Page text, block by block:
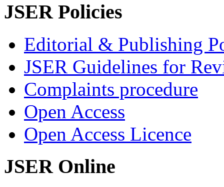
JSER Policies
Editorial & Publishing
JSER Guidelines for
Complaints procedure
Open Access
Open Access Licence
JSER Online